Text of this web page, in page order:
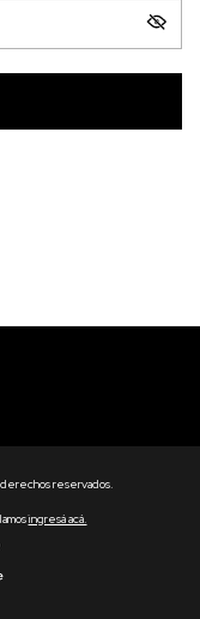
reservados.
ingresá acá.